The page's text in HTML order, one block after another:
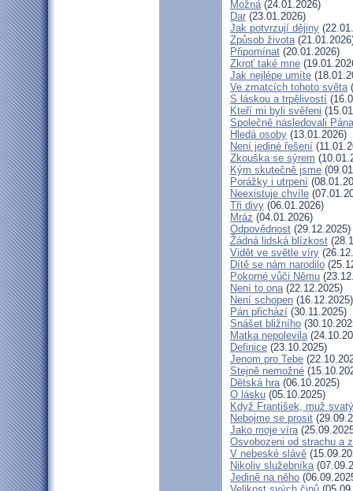
Možná(24.01.2026)
Dar (23.01.2026)
Jak potvrzují dějiny
Způsob života
Připomínat (20.01.2026)
Zkroť také mne
Jak nejlépe umíte
Ve zmatcích tohoto světa
S láskou a trpělivostí
Kteří mi byli svěřeni
Společně následovali Pána
Hledá osoby (13.01.2026)
Není jediné řešení
Zkouška se sýrem
Kým skutečně jsme
Porážky i utrpení
Neexistuje chvíle
Tři divy (06.01.2026)
Mráz (04.01.2026)
Odpovědnost (29.12.2025)
Žádná lidská blízkost
Vidět ve světle víry
Dítě se nám narodilo
Pokorné vůči Němu
Není to ona(22.12.2025)
Není schopen (16.12.2025)
Pán přichází (30.11.2025)
Snášet bližního
Matka nepolevila
Definice (23.10.2025)
Jenom pro Tebe
Stejně nemožné
Dětská hra(06.10.2025)
O lásku (05.10.2025)
Když František, muž svatý
Nebojme se prosit
Jako moje víra
Osvobozeni od strachu a
V nebeské slávě
Nikoliv služebníka
Jedině na něho